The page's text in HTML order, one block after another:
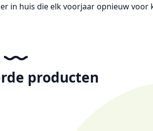
in huis die elk voorjaar opnieuw
producten